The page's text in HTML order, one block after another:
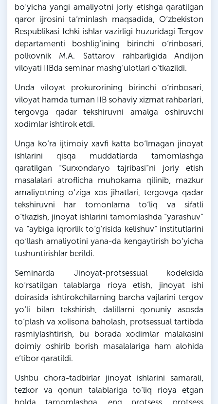
bo‘yicha yangi amaliyotni joriy etishga qaratilgan
qaror ijrosini ta’minlash maqsadida, O‘zbekiston
Respublikasi Ichki ishlar vazirligi huzuridagi Tergov
departamenti boshlig‘ining birinchi o‘rinbosari,
polkovnik M.A. Sattarov rahbarligida Andijon
viloyati IIBda seminar mashg‘ulotlari o‘tkazildi.
Unda viloyat prokurorining birinchi o‘rinbosari,
viloyat hamda tuman IIB sohaviy xizmat rahbarlari,
tergovga qadar tekshiruvni amalga oshiruvchi
xodimlar ishtirok etdi.
Unga ko‘ra ijtimoiy xavfi katta bo‘lmagan jinoyat
ishlarini qisqa muddatlarda tamomlashga
qaratilgan “Surxondaryo tajribasi”ni joriy etish
masalalari atroflicha muhokama qilinib, mazkur
amaliyotning o‘ziga xos jihatlari, tergovga qadar
tekshiruvni har tomonlama to‘liq va sifatli
o‘tkazish, jinoyat ishlarini tamomlashda “yarashuv”
va “aybiga iqrorlik to‘g‘risida kelishuv” institutlarini
qo‘llash amaliyotini yana-da kengaytirish bo‘yicha
tushuntirishlar berildi.
Seminarda Jinoyat-protsessual kodeksida
ko‘rsatilgan talablarga rioya etish, jinoyat ishi
doirasida ishtirokchilarning barcha vajlarini tergov
yo‘li bilan tekshirish, dalillarni qonuniy asosda
to‘plash va xolisona baholash, protsessual tartibda
rasmiylashtirish, bu borada xodimlar malakasini
doimiy oshirib borish masalalariga ham alohida
e’tibor qaratildi.
Ushbu chora-tadbirlar jinoyat ishlarini samarali,
tezkor va qonun talablariga to‘liq rioya etgan
holda tamomlashga, eng protsess, protsess